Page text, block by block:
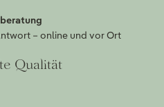
– online und vor Ort
Qualität